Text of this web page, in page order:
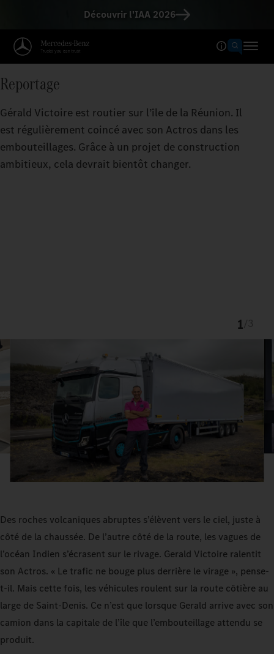
Découvrir l'IAA 2026
Reportage
Gérald Victoire est routier sur l’île de la Réunion. Il
est régulièrement coincé avec son Actros dans les
embouteillages. Grâce à un projet de construction
ambitieux, cela devrait bientôt changer.
1
Des roches volcaniques abruptes s’élèvent vers le ciel, juste à
côté de la chaussée. De l’autre côté de la route, les vagues de
l’océan Indien s’écrasent sur le rivage. Gerald Victoire ralentit
son Actros. « Le trafic ne bouge plus derrière le virage », pense-
t-il. Mais cette fois, les véhicules roulent sur la route côtière au
large de Saint-Denis. Ce n’est que lorsque Gerald arrive avec son
camion dans la capitale de l’île que l’embouteillage attendu se
produit.